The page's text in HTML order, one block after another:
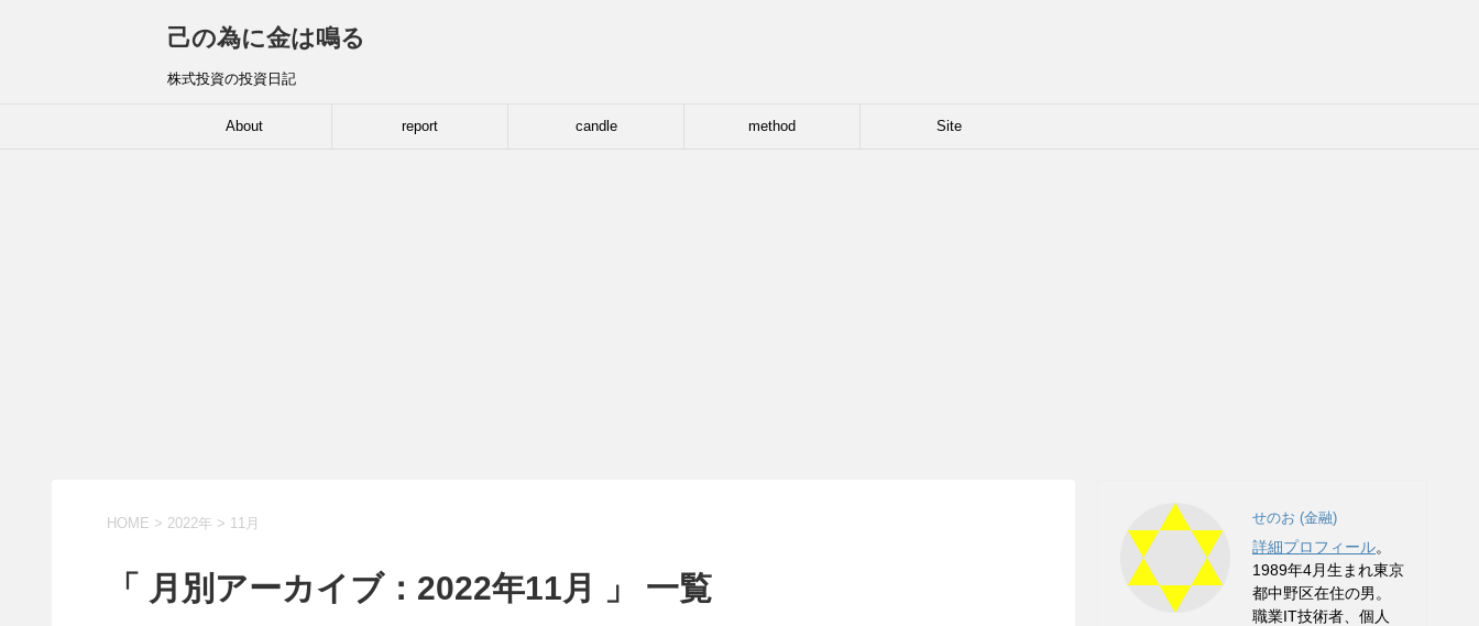
己の為に金は鳴る
株式投資の投資日記
About report candle method Site
HOME > 2022年 > 11月
「 月別アーカイブ：2022年11月 」 一覧
せのお (金融)
詳細プロフィール。
1989年4月生まれ東京
都中野区在住の男。
職業IT技術者、個人